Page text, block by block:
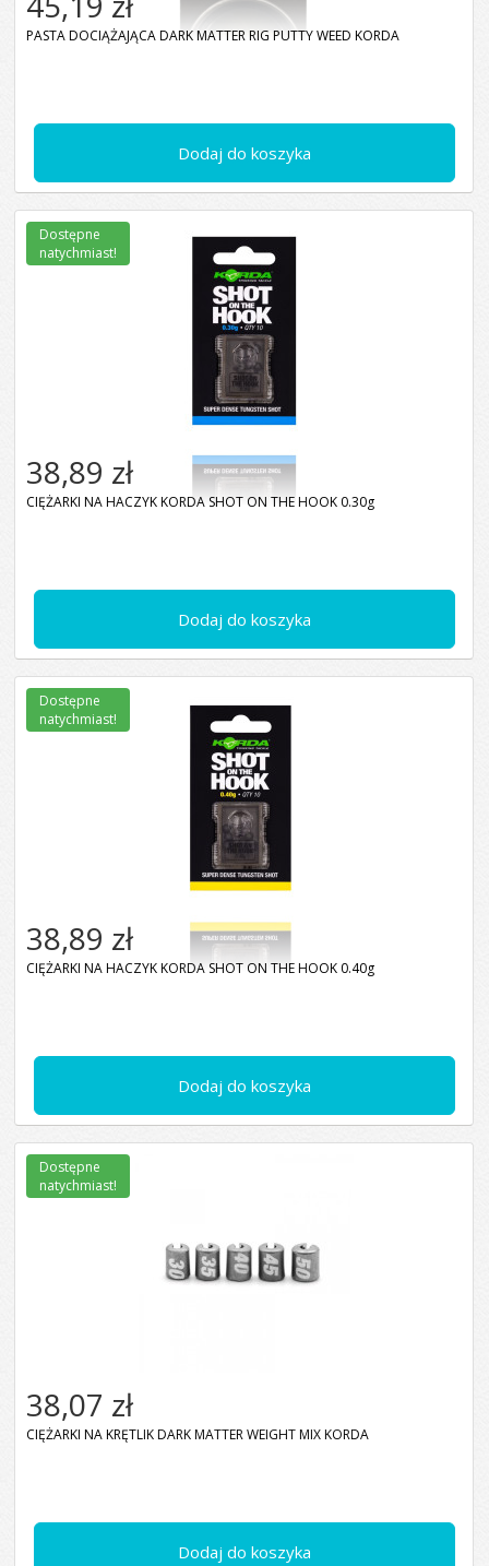
Dodaj do koszyka
PASTA DOCIĄŻAJĄCA DARK MATTER RIG PUTTY WEED KORDA
Dodaj do koszyka
38,89 zł
CIĘŻARKI NA HACZYK KORDA SHOT ON THE HOOK 0.30g
Dostępne
natychmiast!
Dodaj do koszyka
38,89 zł
CIĘŻARKI NA HACZYK KORDA SHOT ON THE HOOK 0.40g
Dostępne
natychmiast!
Dodaj do koszyka
38,07 zł
CIĘŻARKI NA KRĘTLIK DARK MATTER WEIGHT MIX KORDA
Dostępne
natychmiast!